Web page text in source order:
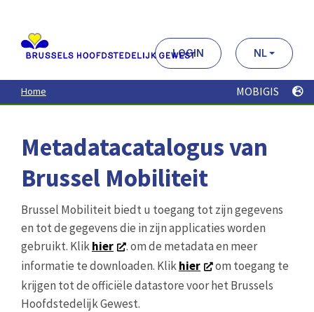
contenu
principal
LOGIN NL
Home MOBIGIS
Metadatacatalogus van
Brussel Mobiliteit
Brussel Mobiliteit biedt u toegang tot zijn gegevens
en tot de gegevens die in zijn applicaties worden
gebruikt. Klikhier
. om de metadata en meer
informatie te downloaden. Klikhier
om toegang te
krijgen tot de officiële datastore voor het Brussels
Hoofdstedelijk Gewest.